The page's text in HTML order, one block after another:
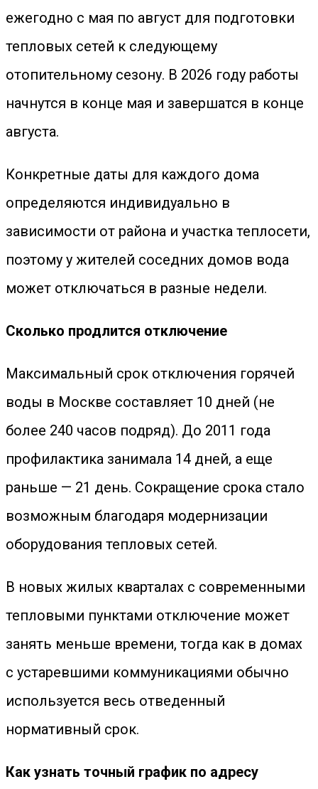
ежегодно с мая по август для подготовки
тепловых сетей к следующему
отопительному сезону. В 2026 году работы
начнутся в конце мая и завершатся в конце
августа.
Конкретные даты для каждого дома
определяются индивидуально в
зависимости от района и участка теплосети,
поэтому у жителей соседних домов вода
может отключаться в разные недели.
Сколько продлится отключение
Максимальный срок отключения горячей
воды в Москве составляет 10 дней (не
более 240 часов подряд). До 2011 года
профилактика занимала 14 дней, а еще
раньше — 21 день. Сокращение срока стало
возможным благодаря модернизации
оборудования тепловых сетей.
В новых жилых кварталах с современными
тепловыми пунктами отключение может
занять меньше времени, тогда как в домах
с устаревшими коммуникациями обычно
используется весь отведенный
нормативный срок.
Как узнать точный график по адресу